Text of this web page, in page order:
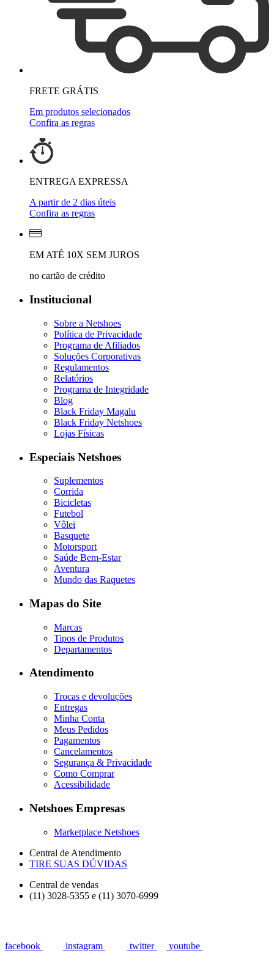
FRETE GRÁTIS
Em produtos selecionados
Confira as regras
ENTREGA EXPRESSA
A partir de 2 dias úteis
Confira as regras
EM ATÉ 10X SEM JUROS
no cartão de crédito
Institucional
Sobre a Netshoes
Política de Privacidade
Programa de Afiliados
Soluções Corporativas
Regulamentos
Relatórios
Programa de Integridade
Blog
Black Friday Magalu
Black Friday Netshoes
Lojas Físicas
Especiais Netshoes
Suplementos
Corrida
Bicicletas
Futebol
Vôlei
Basquete
Motorsport
Saúde Bem-Estar
Aventura
Mundo das Raquetes
Mapas do Site
Marcas
Tipos de Produtos
Departamentos
Atendimento
Trocas e devoluções
Entregas
Minha Conta
Meus Pedidos
Pagamentos
Cancelamentos
Segurança & Privacidade
Como Comprar
Acessibilidade
Netshoes Empresas
Marketplace Netshoes
Central de Atendimento
TIRE SUAS DÚVIDAS
Central de vendas
(11) 3028-5355 e (11) 3070-6999
facebook instagram twitter youtube